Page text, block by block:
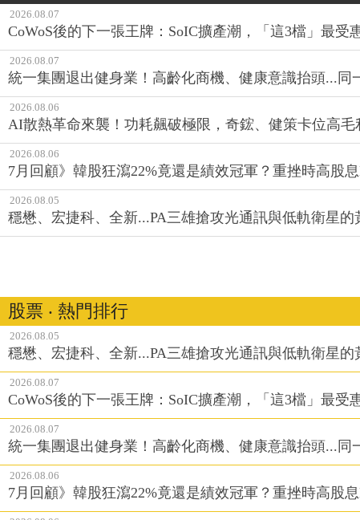
2026.08.07
CoWoS後的下一張王牌：SoIC擴產潮，「這3檔」最受
2026.08.07
統一集團退出健身業！高齡化商機、健康意識抬頭...同
2026.08.06
AI散熱革命來襲！功耗飆破極限，奇鋐、健策卡位高毛
2026.08.06
7月回顧》韓股狂瀉22%竟還是績效冠軍？重挫時高股
2026.08.05
穩懋、宏捷科、全新...PA三雄搶攻光通訊與低軌衛星的
股票 ‧ 熱門排行
2026.08.05
穩懋、宏捷科、全新...PA三雄搶攻光通訊與低軌衛星的
2026.08.07
CoWoS後的下一張王牌：SoIC擴產潮，「這3檔」最受
2026.08.07
統一集團退出健身業！高齡化商機、健康意識抬頭...同
2026.08.06
7月回顧》韓股狂瀉22%竟還是績效冠軍？重挫時高股